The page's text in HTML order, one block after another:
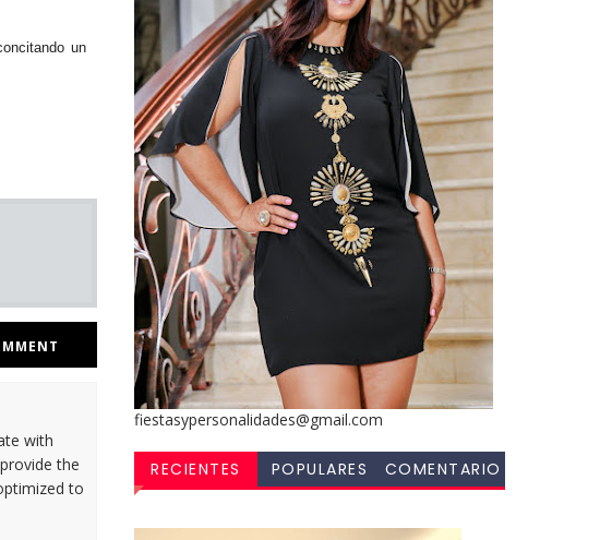
un
with
the
to
fiestasypersonalidades@gmail.com
RECIENTES POPULARES
COMENTARIO